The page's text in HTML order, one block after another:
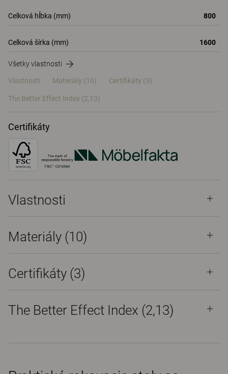
Celková hĺbka (mm) 800
Celková šírka (mm) 1600
Všetky vlastnosti
Vlastnosti Materiály (10) Certifikáty (3)
The Better Effect Index (2,13)
Certifikáty
Vlastnosti
Materiály (10)
Certifikáty (3)
The Better Effect Index (2,13)